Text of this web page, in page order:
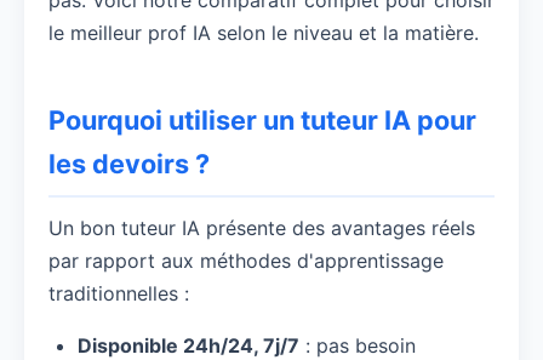
le meilleur prof IA selon le niveau et la matière.
Pourquoi utiliser un tuteur IA pour
les devoirs ?
Un bon tuteur IA présente des avantages réels
par rapport aux méthodes d'apprentissage
traditionnelles :
Disponible 24h/24, 7j/7 : pas besoin